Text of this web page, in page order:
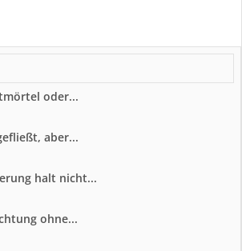
oder...
aber...
halt nicht...
ohne...